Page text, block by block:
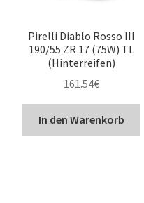
Pirelli Diablo Rosso III
190/55 ZR 17 (75W) TL
(Hinterreifen)
161.54€
In den Warenkorb